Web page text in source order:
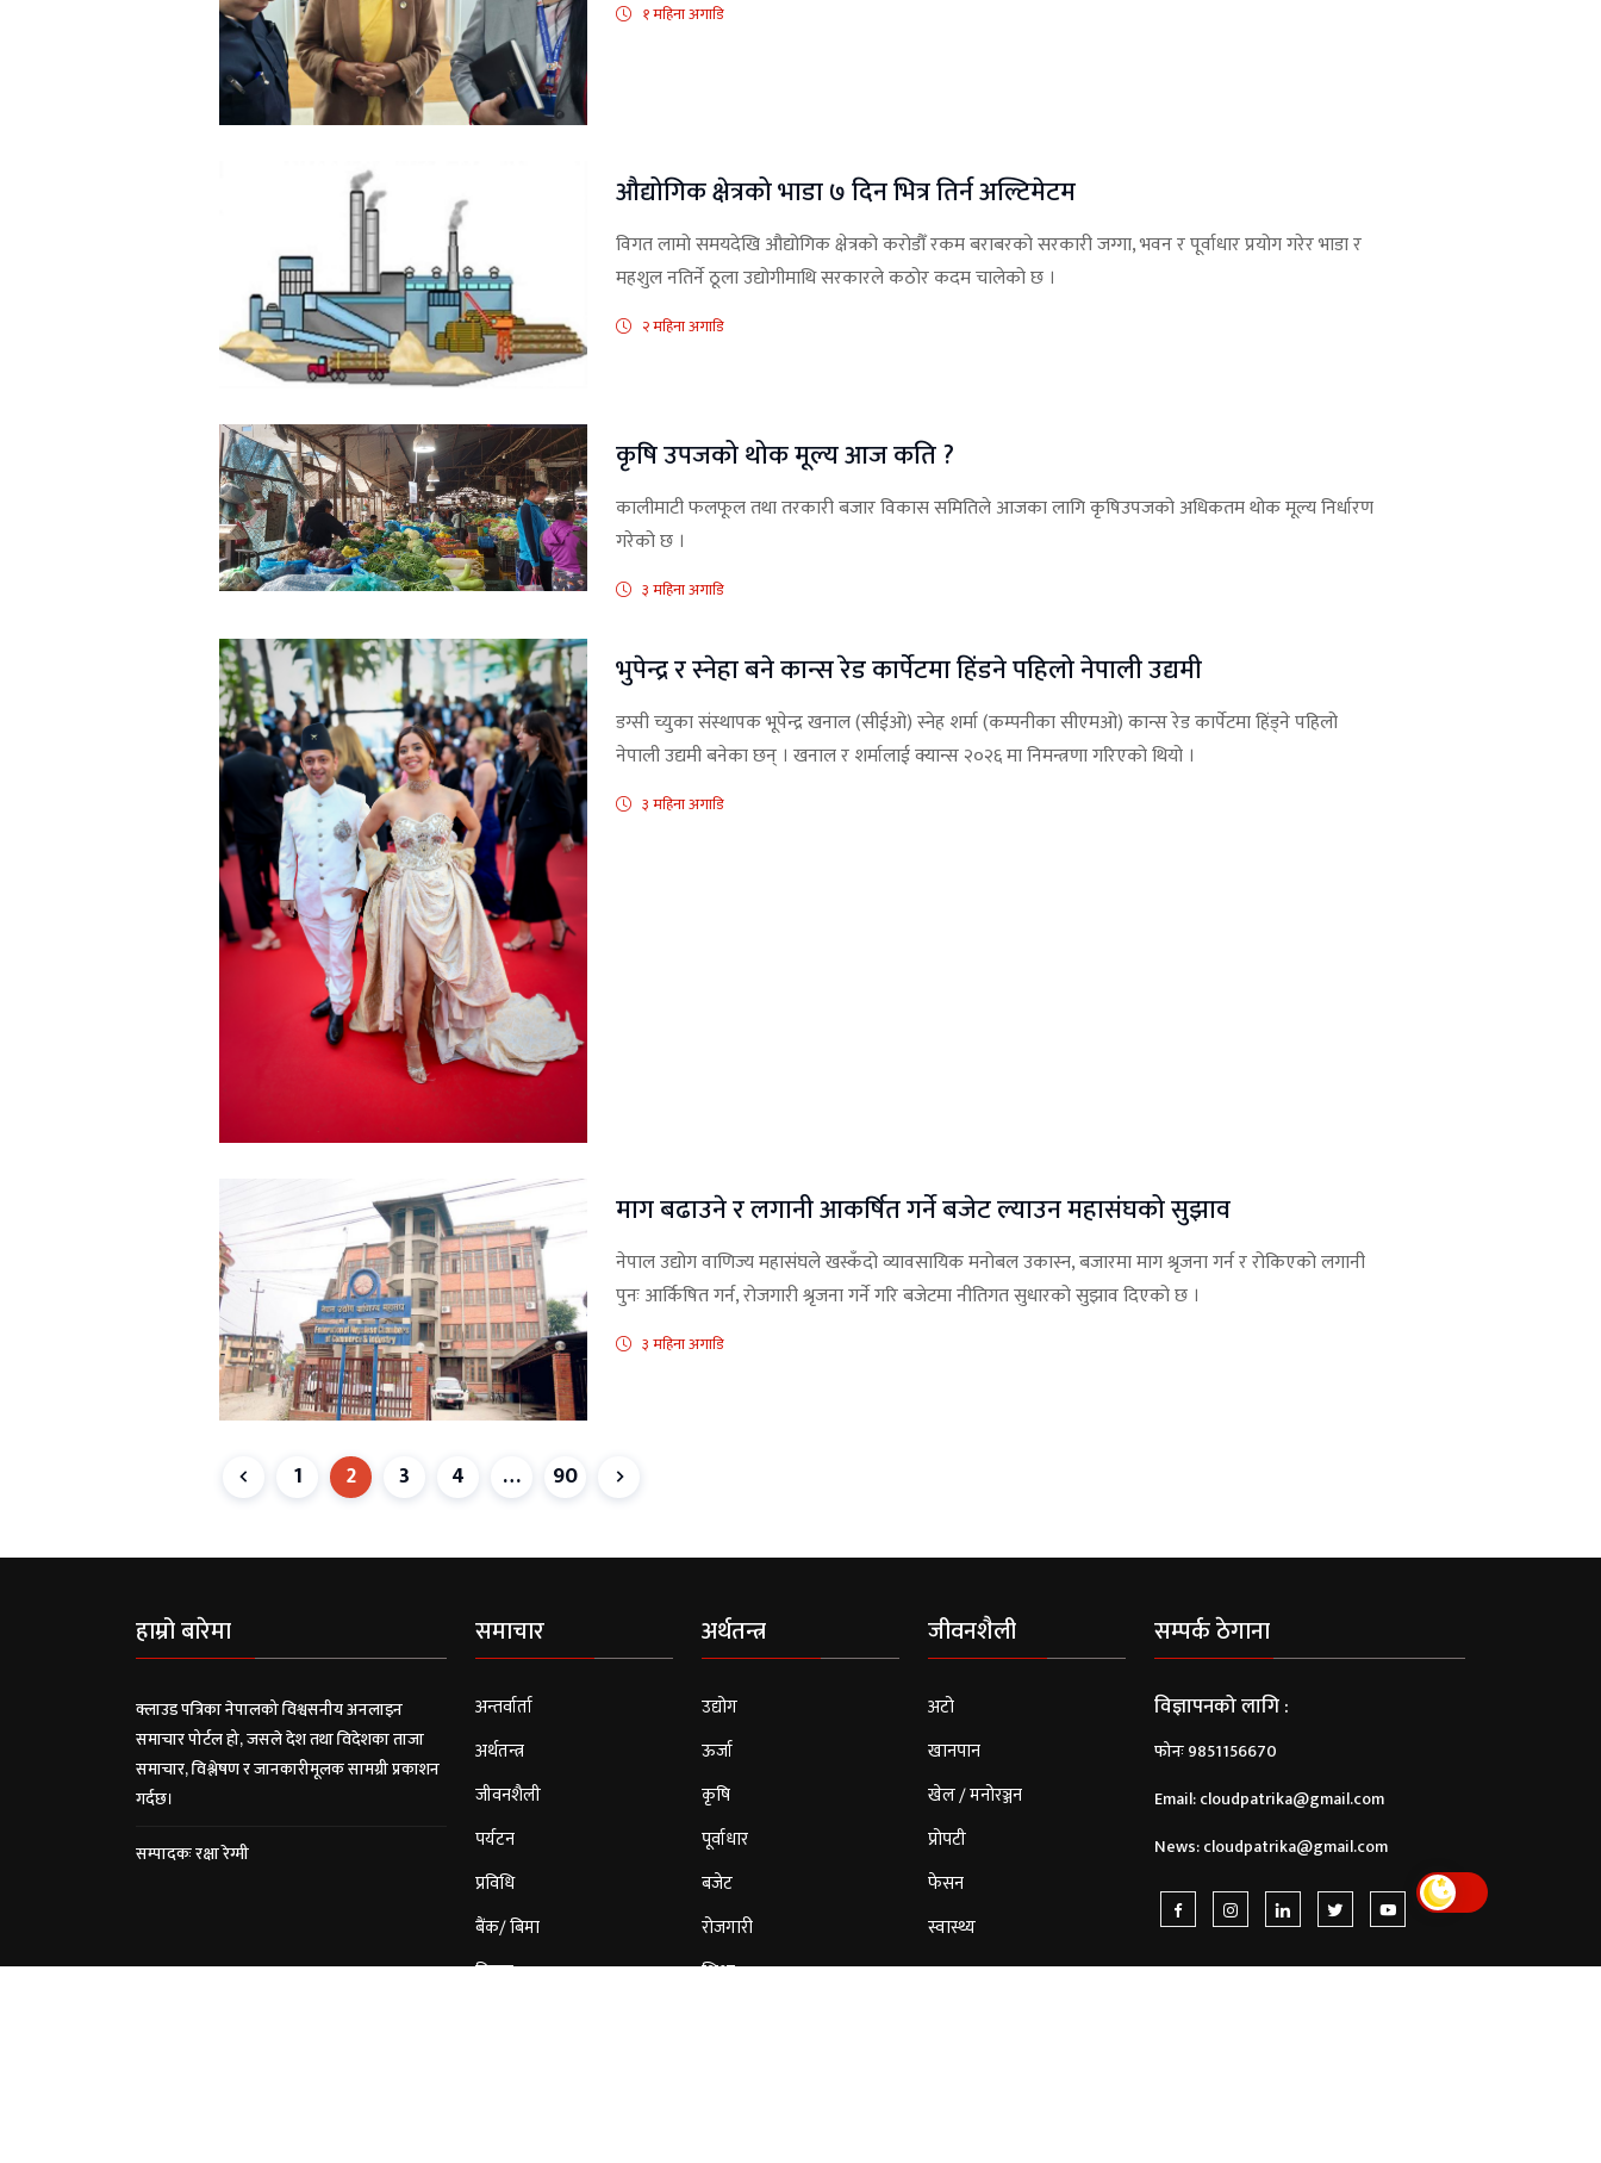
१ महिना अगाडि
औद्योगिक क्षेत्रको भाडा ७ दिन भित्र तिर्न अल्टिमेटम
विगत लामो समयदेखि औद्योगिक क्षेत्रको करोडौँ रकम बराबरको सरकारी जग्गा, भवन र पूर्वाधार प्रयोग गरेर भाडा र
महशुल नतिर्ने ठूला उद्योगीमाथि सरकारले कठोर कदम चालेको छ ।
२ महिना अगाडि
कृषि उपजको थोक मूल्य आज कति ?
कालीमाटी फलफूल तथा तरकारी बजार विकास समितिले आजका लागि कृषिउपजको अधिकतम थोक मूल्य निर्धारण
गरेको छ ।
३ महिना अगाडि
भुपेन्द्र र स्नेहा बने कान्स रेड कार्पेटमा हिंडने पहिलो नेपाली उद्यमी
डग्सी च्युका संस्थापक भूपेन्द्र खनाल (सीईओ) स्नेह शर्मा (कम्पनीका सीएमओ) कान्स रेड कार्पेटमा हिंड्ने पहिलो
नेपाली उद्यमी बनेका छन् । खनाल र शर्मालाई क्यान्स २०२६ मा निमन्त्रणा गरिएको थियो ।
३ महिना अगाडि
माग बढाउने र लगानी आकर्षित गर्ने बजेट ल्याउन महासंघको सुझाव
नेपाल उद्योग वाणिज्य महासंघले खस्कँदो व्यावसायिक मनोबल उकास्न, बजारमा माग श्रृजना गर्न र रोकिएको लगानी
पुनः आर्किषित गर्न, रोजगारी श्रृजना गर्ने गरि बजेटमा नीतिगत सुधारको सुझाव दिएको छ ।
३ महिना अगाडि
1 2 3 4 … 90
हाम्रो बारेमा
क्लाउड पत्रिका नेपालको विश्वसनीय अनलाइन
समाचार पोर्टल हो, जसले देश तथा विदेशका ताजा
समाचार, विश्लेषण र जानकारीमूलक सामग्री प्रकाशन
गर्दछ।
सम्पादकः रक्षा रेग्मी
समाचार
अन्तर्वार्ता
अर्थतन्त्र
जीवनशैली
पर्यटन
प्रविधि
बैंक/ बिमा
विचार
अर्थतन्त्र
उद्योग
ऊर्जा
कृषि
पूर्वाधार
बजेट
रोजगारी
शिक्षा
जीवनशैली
अटो
खानपान
खेल / मनोरञ्जन
प्रोपटी
फेसन
स्वास्थ्य
सम्पर्क ठेगाना
विज्ञापनको लागि :
फोनः 9851156670
Email:cloudpatrika@gmail.com
News:cloudpatrika@gmail.com